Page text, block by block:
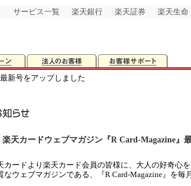
サービス一覧 楽天銀行 楽天証券 楽天生命
新号をアップしました
楽天カードウェブマガジン『R Card-Magazine』
カードより楽天カード会員の皆様に、大人の好奇心
なウェブマガジンである、『R Card-Magazine』を毎